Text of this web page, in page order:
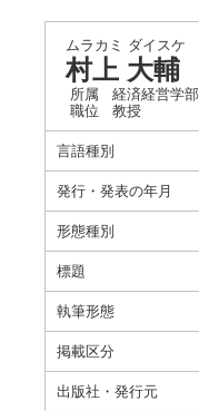
ムラカミ ダイスケ
村上 大輔
所属
経済経営学
職位
教授
言語種別
発行・発表の年月
形態種別
標題
執筆形態
掲載区分
出版社・発行元